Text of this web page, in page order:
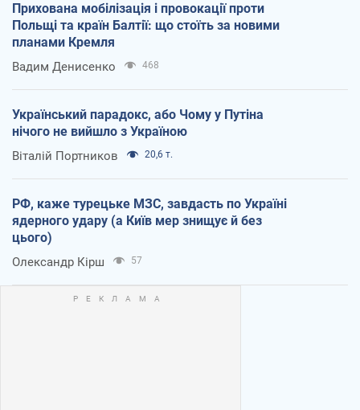
Прихована мобілізація і провокації проти
Польщі та країн Балтії: що стоїть за новими
планами Кремля
Вадим Денисенко 468
Український парадокс, або Чому у Путіна
нічого не вийшло з Україною
Віталій Портников 20,6 т.
РФ, каже турецьке МЗС, завдасть по Україні
ядерного удару (а Київ мер знищує й без
цього)
Олександр Кірш 57